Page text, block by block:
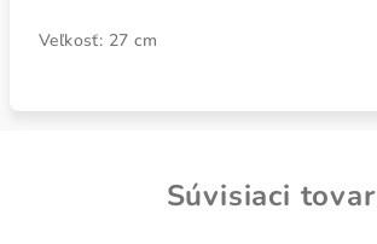
Veľkosť: 27 cm
Súvisiaci tovar